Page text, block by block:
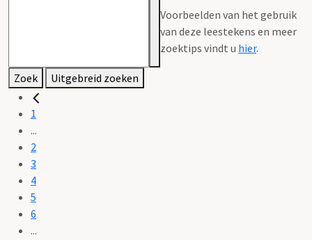
Voorbeelden van het gebruik
van deze leestekens en meer
zoektips vindt u hier.
Zoek Uitgebreid zoeken
1
...
2
3
4
5
6
...